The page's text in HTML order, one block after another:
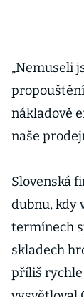
„Nemuseli
nákladově
naše
Slovenská
dubnu, kdy
termínech
skladech
příliš rychle